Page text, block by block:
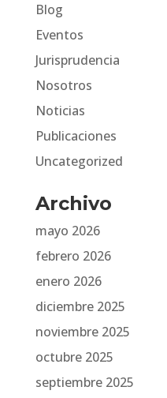
Blog
Eventos
Jurisprudencia
Nosotros
Noticias
Publicaciones
Uncategorized
Archivo
mayo 2026
febrero 2026
enero 2026
diciembre 2025
noviembre 2025
octubre 2025
septiembre 2025